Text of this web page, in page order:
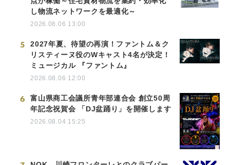
し物流ネットワークを最適化～
2026.08.06 13:00
5
2027年夏、待望の再演！ファントム＆ク
リスティーヌ役のWキャスト4名が決定！
ミュージカル 『ファントム』
2026.08.06 12:00
6
富山県商工会議所青年部連合会 創立50周
年記念祝賀会 「DJ盆踊り」を開催します
2026.08.04 15:25